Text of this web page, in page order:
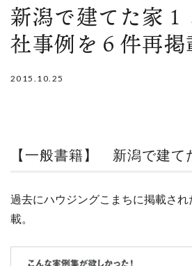
新潟で建てた家
社事例を６件再掲
2015.10.25
【一般書籍】 新潟で建て
過去にハウジングこまちに掲載され
載。